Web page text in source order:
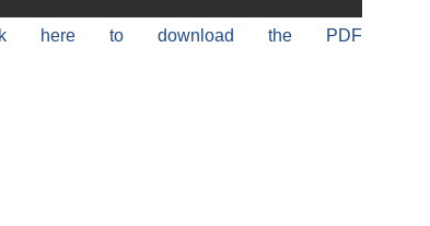
here to download the PDF